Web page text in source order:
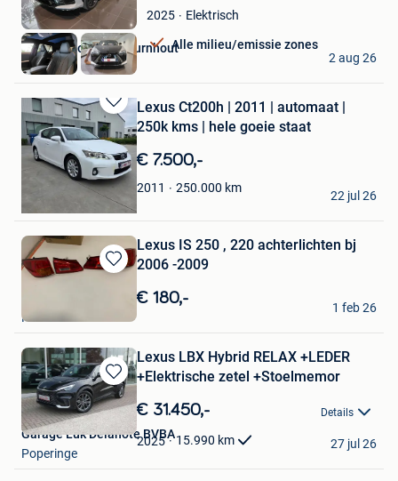
Mijn
Favorieten
2025 Elektrisch
Alle milieu/emissie zones
Hedin Automotive Turnhout
Turnhout
2 aug 26
Bewaren
in
Mijn
Favorieten
Lexus Ct200h | 2011 | automaat |
250k kms | hele goeie staat
€ 7.500,-
2011 250.000 km
22 jul 26
Bewaren
Favorieten
Lexus IS 250 , 220 achterlichten bj
2006 -2009
€ 180,-
Kasterlee
1 feb 26
Bewaren
in
Favorieten
Lexus LBX Hybrid RELAX +LEDER
+Elektrische zetel +Stoelmemor
€ 31.450,- Details
2025 15.990 km
Garage Luk Delanote BVBA
Poperinge
27 jul 26